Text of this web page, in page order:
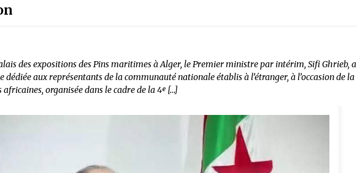
des expositions des Pins maritimes à Alger, le Premier ministre par intérim, Sifi Ghrieb, a
dédiée aux représentants de la communauté nationale établis à l’étranger, à l’occasion de la
africaines, organisée dans le cadre de la 4ᵉ […]